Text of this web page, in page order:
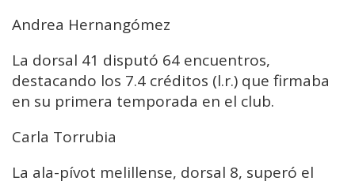
Andrea Hernangómez
La dorsal 41 disputó 64 encuentros,
destacando los 7.4 créditos (l.r.) que firmaba
en su primera temporada en el club.
Carla Torrubia
La ala-pívot melillense, dorsal 8, superó el